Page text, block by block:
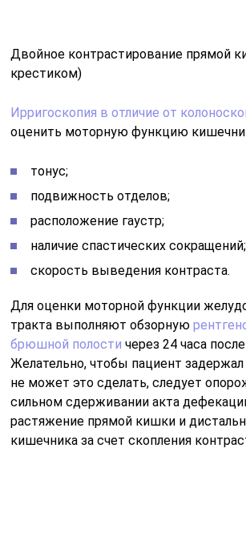
Двойное контрастирование прямой
крестиком)
Ирригоскопия в отличие от
оценить моторную функцию
тонус;
подвижность отделов;
расположение гаустр;
наличие спастических сокращений;
скорость выведения контраста.
Для оценки моторной функции
тракта выполняют обзорную
брюшной полости через 24 часа
Желательно, чтобы пациент задержал
не может это сделать, следует
сильном сдерживании акта
растяжение прямой кишки и
кишечника за счет скопления